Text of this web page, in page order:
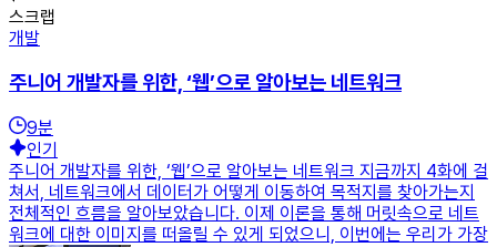
스크랩
개발
주니어 개발자를 위한, ‘웹’으로 알아보는 네트워크
9분
인기
주니어 개발자를 위한, ‘웹’으로 알아보는 네트워크 지금까지 4화에 걸
쳐서, 네트워크에서 데이터가 어떻게 이동하여 목적지를 찾아가는지
전체적인 흐름을 알아보았습니다. 이제 이론을 통해 머릿속으로 네트
워크에 대한 이미지를 떠올릴 수 있게 되었으니, 이번에는 우리가 가장